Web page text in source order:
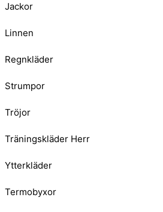
Jackor
Linnen
Regnkläder
Strumpor
Tröjor
Träningskläder Herr
Ytterkläder
Termobyxor